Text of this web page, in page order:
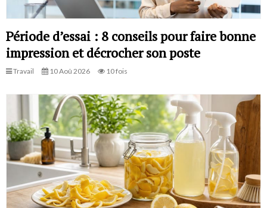
Période d’essai : 8 conseils pour faire bonne
impression et décrocher son poste
Travail 10 Aoû 2026 10 fois